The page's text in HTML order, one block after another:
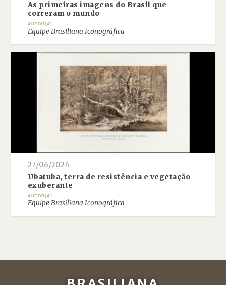
As primeiras imagens do Brasil que
correram o mundo
AUTOR(A)
Equipe Brasiliana Iconográfica
27/06/2024
Ubatuba, terra de resistência e vegetação
exuberante
AUTOR(A)
Equipe Brasiliana Iconográfica